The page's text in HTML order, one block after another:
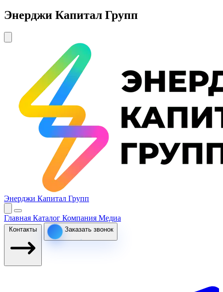
Энерджи Капитал Групп
Энерджи Капитал Групп
Главная Каталог Компания Медиа
Контакты Заказать звонок